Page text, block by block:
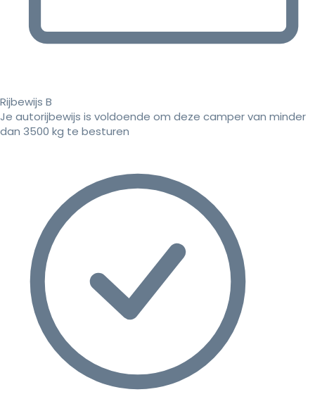
Rijbewijs B
Je autorijbewijs is voldoende om deze camper van minder
dan 3500 kg te besturen